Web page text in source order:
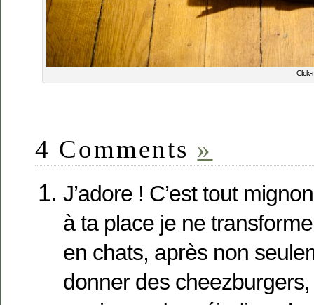
Click-
4 Comments »
J’adore ! C’est tout
à ta place je ne
en chats, après non
donner des